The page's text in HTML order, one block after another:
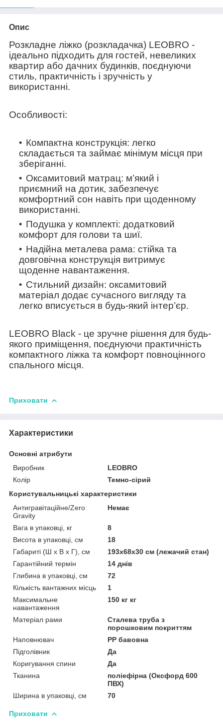
Опис
Розкладне ліжко (розкладачка) LEOBRO -
ідеально підходить для гостей, невеликих
квартир або дачних будинків, поєднуючи
стиль, практичність і зручність у
використанні.
Особливості:
Компактна конструкція: легко
складається та займає мінімум місця при
зберіганні.
Оксамитовий матрац: м’який і
приємний на дотик, забезпечує
комфортний сон навіть при щоденному
використанні.
Подушка у комплекті: додатковий
комфорт для голови та шиї.
Надійна металева рама: стійка та
довговічна конструкція витримує
щоденне навантаження.
Стильний дизайн: оксамитовий
матеріал додає сучасного вигляду та
легко вписується в будь-який інтер’єр.
LEOBRO Black - це зручне рішення для будь-
якого приміщення, поєднуючи практичність
компактного ліжка та комфорт повноцінного
спального місця.
Приховати
Характеристики
Основні атрибути
Виробник
LEOBRO
Колір
Темно-сірий
Користувальницькі характеристики
Антигравітаційне/Zero
Gravity
Немає
Вага в упаковці, кг
8
Висота в упаковці, см
18
Габариті (Ш х В х Г), см
193х68х30 см (лежачий стан)
Гарантійний термін
14 днів
Глибина в упаковці, см
72
Кількість вантажних місць
1
Максимальне
навантаження
150 кг кг
Матеріал рами
Сталева труба з
порошковим покриттям
Наповнювач
PP бавовна
Підголівник
Да
Коригування спини
Да
Тканина
поліефірна (Оксфорд 600
ПВХ)
Ширина в упаковці, см
70
Приховати